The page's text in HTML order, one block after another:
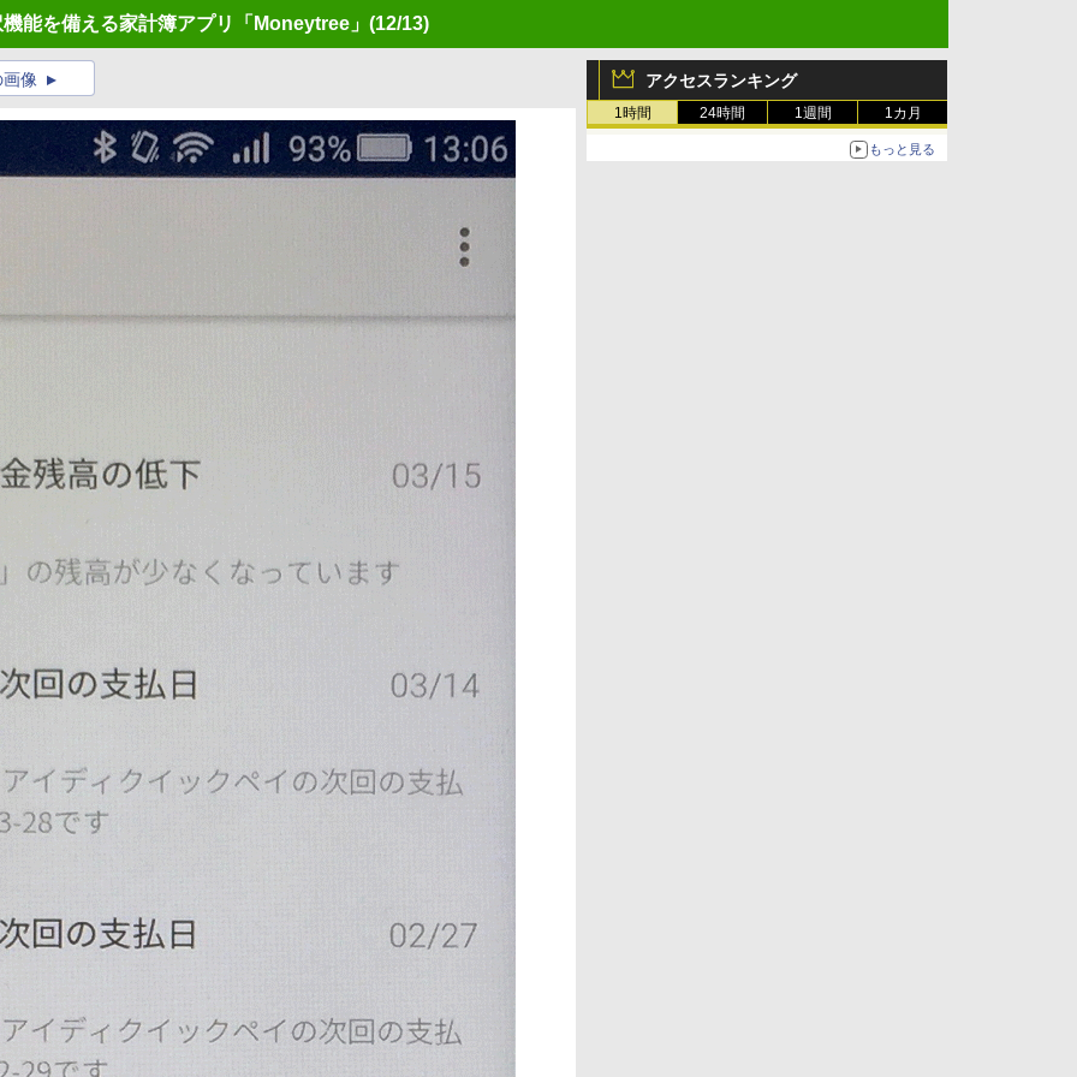
能を備える家計簿アプリ「Moneytree」 (12/13)
アクセスランキング
1時間 24時間 1週間 1カ月
もっと見る
像